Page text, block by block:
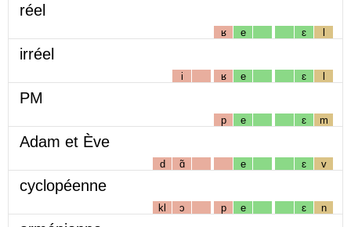
réel
ʁ e ɛ l
irréel
i ʁ e ɛ l
PM
p e ɛ m
Adam et Ève
d ɑ̃ e ɛ v
cyclopéenne
kl ɔ p e ɛ n